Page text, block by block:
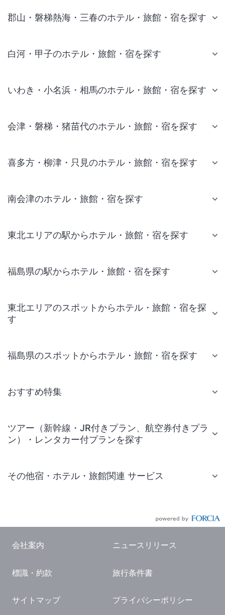
郡山・磐梯熱海・三春のホテル・旅館・宿を探す
白河・甲子のホテル・旅館・宿を探す
いわき・小名浜・相馬のホテル・旅館・宿を探す
会津・磐梯・猪苗代のホテル・旅館・宿を探す
喜多方・柳津・只見のホテル・旅館・宿を探す
南会津のホテル・旅館・宿を探す
東北エリアの駅からホテル・旅館・宿を探す
福島県の駅からホテル・旅館・宿を探す
東北エリアのスポットからホテル・旅館・宿を探
す
福島県のスポットからホテル・旅館・宿を探す
おすすめ特集
ツアー（新幹線・JR付きプラン、航空券付きプラ
ン）・レンタカー付プランを探す
その他宿・ホテル・旅館関連 サービス
国内観光ガイド
旅行・観光情報
会社案内 ニュースリリース
標識・約款 旅行条件書
サイトマップ プライバシーポリシー